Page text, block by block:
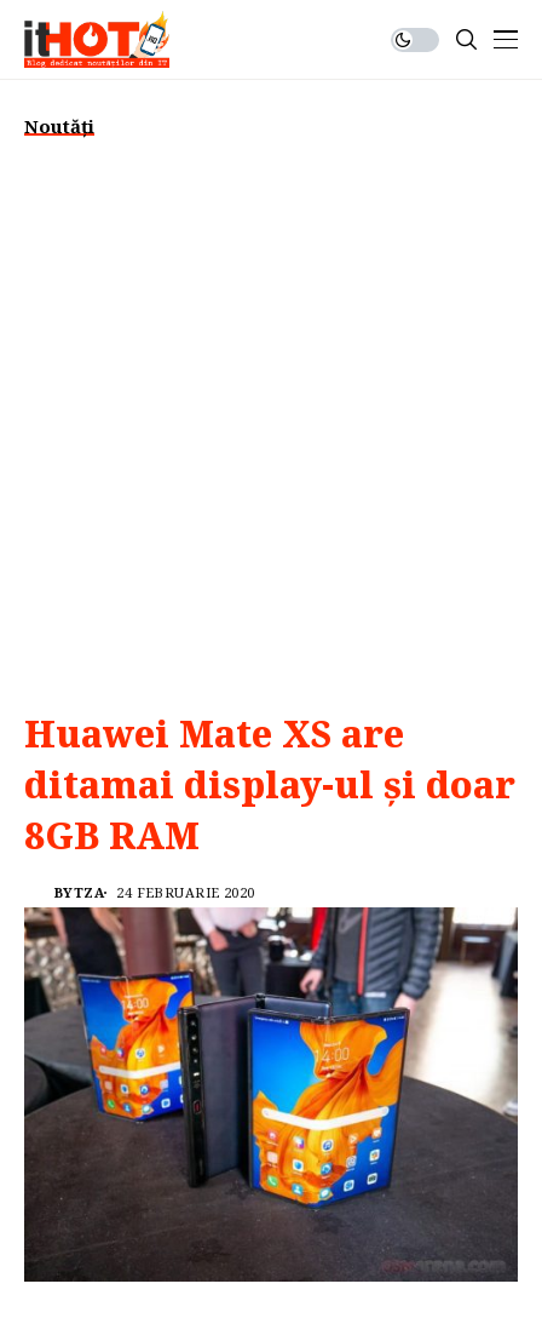
Noutăți
Huawei Mate XS are
ditamai display-ul și doar
8GB RAM
BYTZA 24 FEBRUARIE 2020